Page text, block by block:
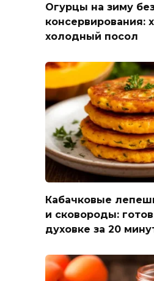
Огурцы на зиму
консервирования:
холодный посол
Кабачковые
и сковороды:
духовке за 20